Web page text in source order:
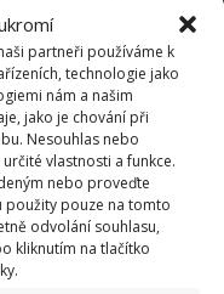
partneři používáme k
technologie jako
nám a našim
jako je chování při
Nesouhlas nebo
vlastnosti a funkce.
nebo proveďte
pouze na tomto
odvolání souhlasu,
kliknutím na tlačítko
tak, aby
skořápka
. Tak
pro vás bude
kterou
si ji
dobře loupala,
Na
snadno provést